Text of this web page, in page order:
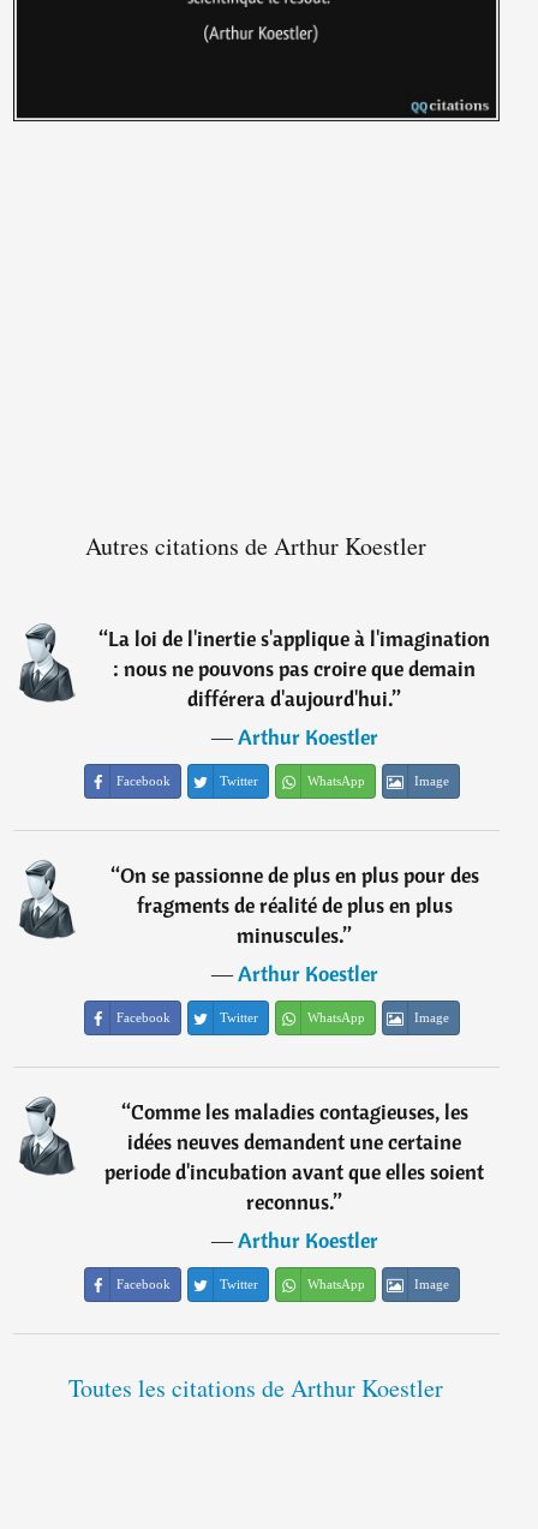
Autres citations de Arthur Koestler
“La loi de l'inertie s'applique à l'imagination
: nous ne pouvons pas croire que demain
différera d'aujourd'hui.”
―Arthur Koestler
Facebook Twitter WhatsApp Image
“On se passionne de plus en plus pour des
fragments de réalité de plus en plus
minuscules.”
―Arthur Koestler
Facebook Twitter WhatsApp Image
“Comme les maladies contagieuses, les
idées neuves demandent une certaine
periode d'incubation avant que elles soient
reconnus.”
―Arthur Koestler
Facebook Twitter WhatsApp Image
Toutes les citations de Arthur Koestler